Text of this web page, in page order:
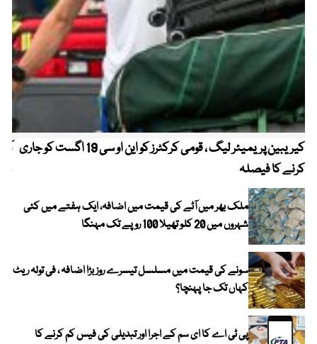
کیریبین پریمیئر لیگ ، قومی کرکٹرز کو این او سی 19 اگست کو جاری
کرنے کا فیصلہ
ملک بھر میں آٹے کی قیمت میں اضافہ، ایک ہفتے میں کئی
شہروں میں 20 کلو تھیلا 100 روپے تک مہنگا
سونے کی قیمت میں مسلسل تیسرے روز بڑا اضافہ ، فی تولہ ریٹ
کہاں تک جا پہنچا؟
پی ٹی اے کا ای سم کے اجرا اور تبدیلی کی فیس کم کرنے کا